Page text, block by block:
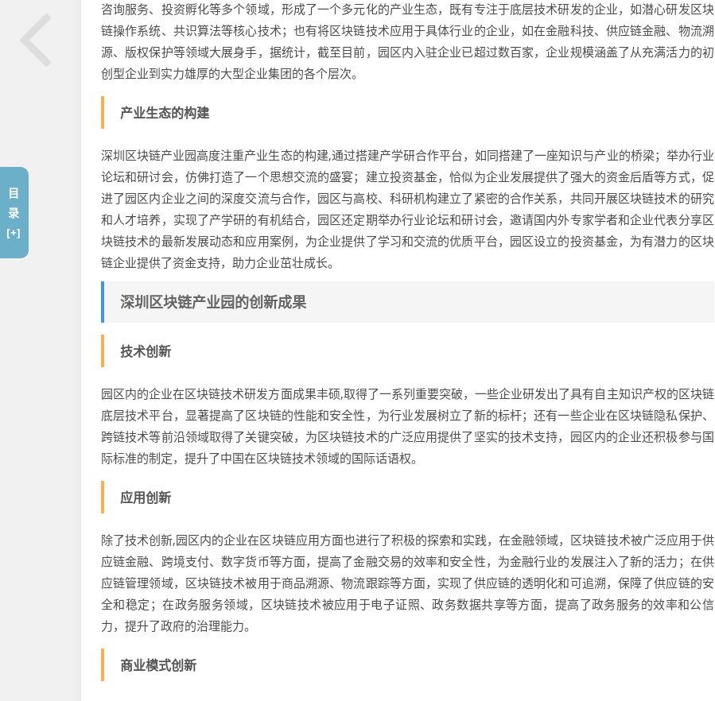
咨询服务、投资孵化等多个领域，形成了一个多元化的产业生态，既有专注于底层技术研发的企业，如潜心研发区块
链操作系统、共识算法等核心技术；也有将区块链技术应用于具体行业的企业，如在金融科技、供应链金融、物流溯
源、版权保护等领域大展身手，据统计，截至目前，园区内入驻企业已超过数百家，企业规模涵盖了从充满活力的初
创型企业到实力雄厚的大型企业集团的各个层次。
产业生态的构建
深圳区块链产业园高度注重产业生态的构建,通过搭建产学研合作平台，如同搭建了一座知识与产业的桥梁；举办行业
论坛和研讨会，仿佛打造了一个思想交流的盛宴；建立投资基金，恰似为企业发展提供了强大的资金后盾等方式，促
进了园区内企业之间的深度交流与合作，园区与高校、科研机构建立了紧密的合作关系，共同开展区块链技术的研究
和人才培养，实现了产学研的有机结合，园区还定期举办行业论坛和研讨会，邀请国内外专家学者和企业代表分享区
块链技术的最新发展动态和应用案例，为企业提供了学习和交流的优质平台，园区设立的投资基金，为有潜力的区块
链企业提供了资金支持，助力企业茁壮成长。
深圳区块链产业园的创新成果
技术创新
园区内的企业在区块链技术研发方面成果丰硕,取得了一系列重要突破，一些企业研发出了具有自主知识产权的区块链
底层技术平台，显著提高了区块链的性能和安全性，为行业发展树立了新的标杆；还有一些企业在区块链隐私保护、
跨链技术等前沿领域取得了关键突破，为区块链技术的广泛应用提供了坚实的技术支持，园区内的企业还积极参与国
际标准的制定，提升了中国在区块链技术领域的国际话语权。
应用创新
除了技术创新,园区内的企业在区块链应用方面也进行了积极的探索和实践，在金融领域，区块链技术被广泛应用于供
应链金融、跨境支付、数字货币等方面，提高了金融交易的效率和安全性，为金融行业的发展注入了新的活力；在供
应链管理领域，区块链技术被用于商品溯源、物流跟踪等方面，实现了供应链的透明化和可追溯，保障了供应链的安
全和稳定；在政务服务领域，区块链技术被应用于电子证照、政务数据共享等方面，提高了政务服务的效率和公信
力，提升了政府的治理能力。
商业模式创新
目
录
[+]